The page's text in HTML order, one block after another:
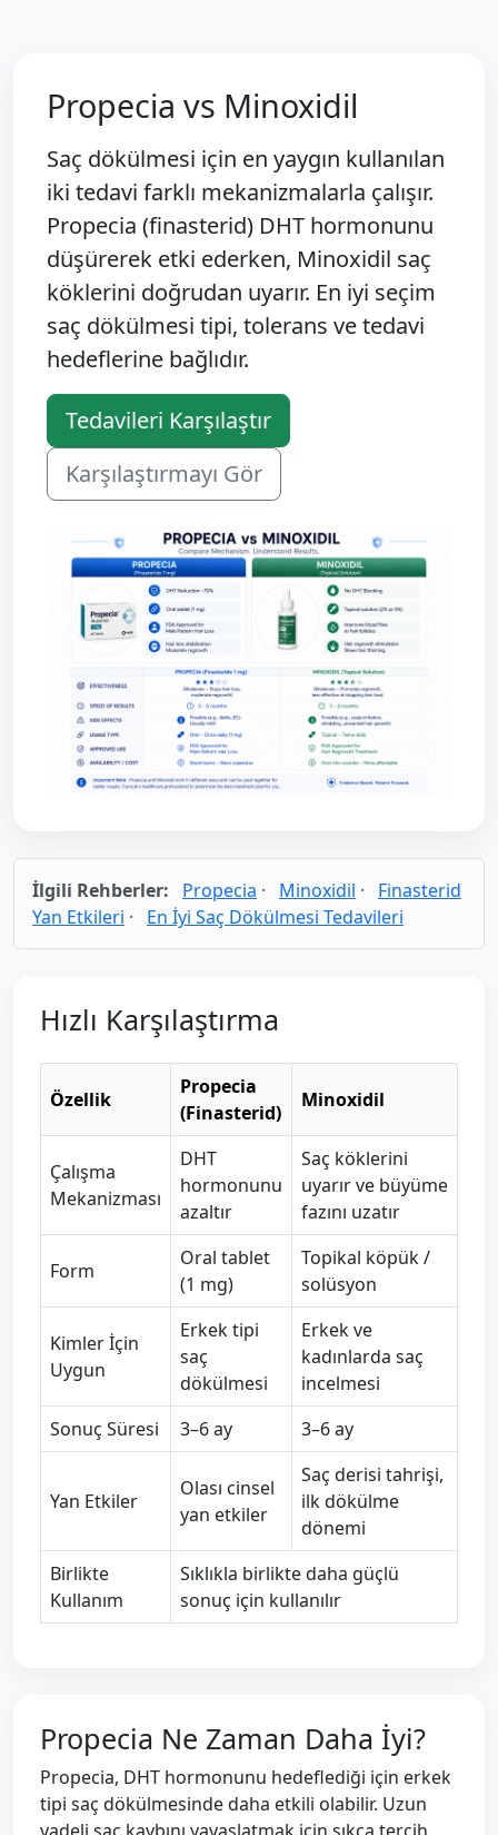
Propecia vs Minoxidil
Saç dökülmesi için en yaygın kullanılan
iki tedavi farklı mekanizmalarla çalışır.
Propecia (finasterid) DHT hormonunu
düşürerek etki ederken, Minoxidil saç
köklerini doğrudan uyarır. En iyi seçim
saç dökülmesi tipi, tolerans ve tedavi
hedeflerine bağlıdır.
Tedavileri Karşılaştır
Karşılaştırmayı Gör
İlgili Rehberler: Propecia · Minoxidil ·
Finasterid
Yan Etkileri · En İyi Saç Dökülmesi Tedavileri
Hızlı Karşılaştırma
Özellik
Propecia
(Finasterid)
Minoxidil
Çalışma
Mekanizması
DHT
hormonunu
azaltır
Saç köklerini
uyarır ve büyüme
fazını uzatır
Form
Oral tablet
(1 mg)
Topikal köpük /
solüsyon
Kimler İçin
Uygun
Erkek tipi
saç
dökülmesi
Erkek ve
kadınlarda saç
incelmesi
Sonuç Süresi
3–6 ay 3–6 ay
Yan Etkiler
Olası cinsel
yan etkiler
Saç derisi tahrişi,
ilk dökülme
dönemi
Birlikte
Kullanım
Sıklıkla birlikte daha güçlü
sonuç için kullanılır
Propecia Ne Zaman Daha İyi?
Propecia, DHT hormonunu hedeflediği için erkek
tipi saç dökülmesinde daha etkili olabilir. Uzun